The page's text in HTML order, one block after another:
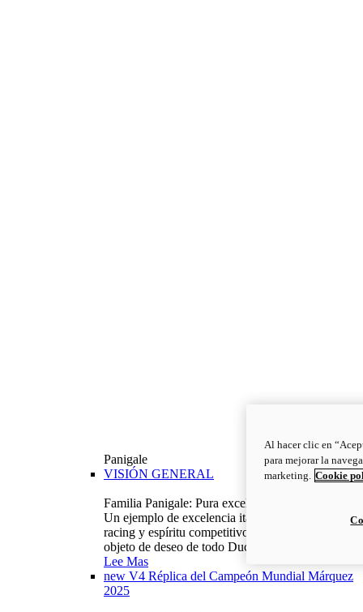
Panigale
VISIÓN GENERAL
Familia Panigale: Pura excelencia italiana.
Un ejemplo de excelencia italiana, con ADN
racing y espíritu competitivo: la Panigale es el
objeto de deseo de todo Ducatista.
Lee Mas
new V4 Réplica del Campeón Mundial Márquez
2025
Al hacer clic en
para mejorar la
marketing. Cookie